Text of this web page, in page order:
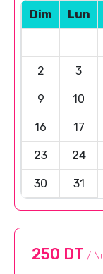
Dim Lun
2 3
9 10
16 17
23 24
30 31
250 DT /